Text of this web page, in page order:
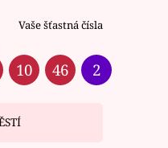
Vaše šťastná čísla
10 46 2